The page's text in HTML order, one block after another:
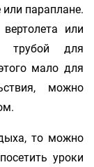
параплане.
или
трубой для
мало для
можно
то можно
уроки